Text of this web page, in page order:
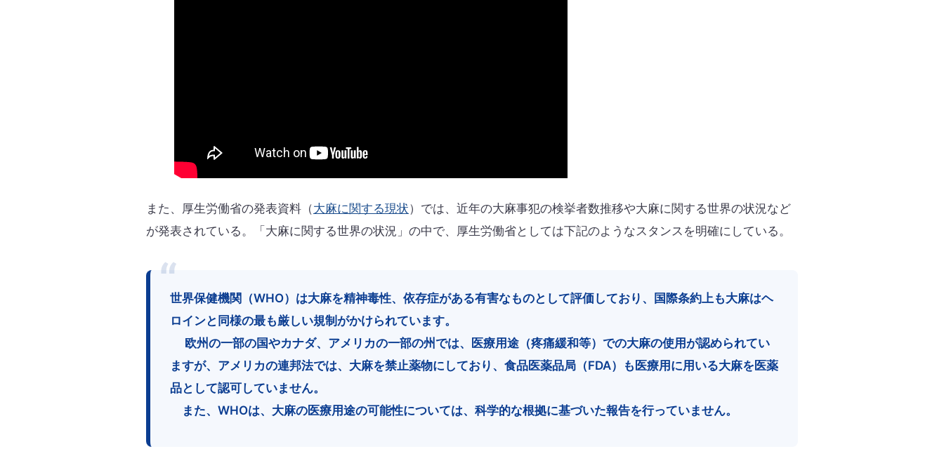
また、厚生労働省の発表資料（大麻に関する現状）では、近年の大麻事犯の検挙者数推移や大麻に関する世界の状況など
が発表されている。「大麻に関する世界の状況」の中で、厚生労働省としては下記のようなスタンスを明確にしている。
世界保健機関（WHO）は大麻を精神毒性、依存症がある有害なものとして評価しており、国際条約上も大麻はヘ
ロインと同様の最も厳しい規制がかけられています。
欧州の一部の国やカナダ、アメリカの一部の州では、医療用途（疼痛緩和等）での大麻の使用が認められてい
ますが、アメリカの連邦法では、大麻を禁止薬物にしており、食品医薬品局（FDA）も医療用に用いる大麻を医薬
品として認可していません。
また、WHOは、大麻の医療用途の可能性については、科学的な根拠に基づいた報告を行っていません。